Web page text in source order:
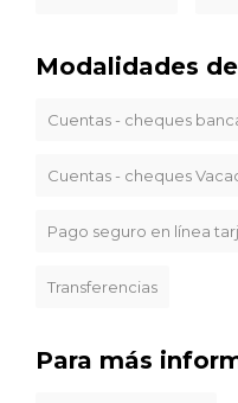
Modalidades
Cuentas - cheques
Cuentas - cheques
Pago seguro en línea
Transferencias
Para más